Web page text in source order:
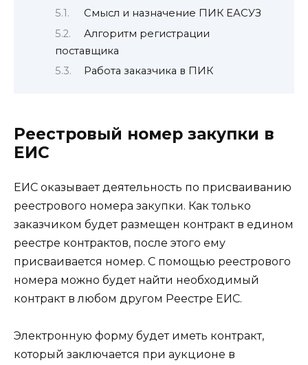
Смысл и назначение ПИК ЕАСУЗ
Алгоритм регистрации
поставщика
Работа заказчика в ПИК
Реестровый номер закупки в
ЕИС
ЕИС оказывает деятельность по присваиванию
реестрового номера закупки. Как только
заказчиком будет размещен контракт в едином
реестре контрактов, после этого ему
присваивается номер. С помощью реестрового
номера можно будет найти необходимый
контракт в любом другом Реестре ЕИС.
Электронную форму будет иметь контракт,
который заключается при аукционе в